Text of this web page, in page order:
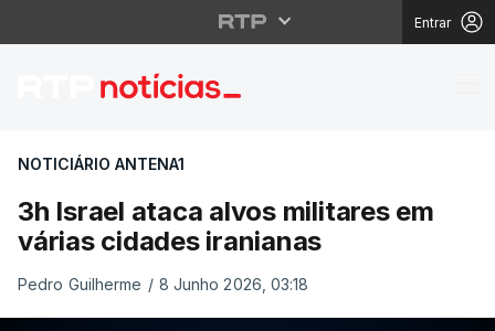
Entrar
3h Israel ataca alvos
NOTICIÁRIO ANTENA1
3h Israel ataca alvos militares em
várias cidades iranianas
Pedro Guilherme / 8 Junho 2026, 03:18